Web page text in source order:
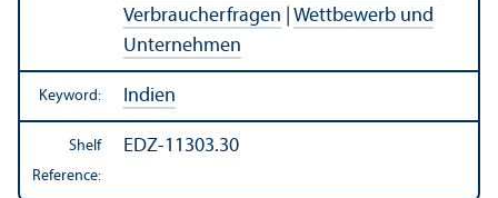
Verbraucherfragen
Wettbewerb und
Unternehmen
Keyword: Indien
Shelf
Reference:
EDZ-11303.30